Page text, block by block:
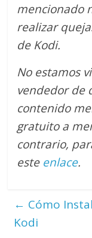
mencionado
realizar
de Kodi.
No estamos
vendedor de
contenido
gratuito a
contrario,
este enlace.
← Cómo
Kodi